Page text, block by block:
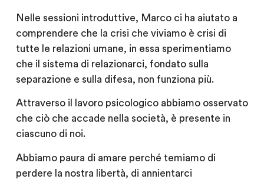
Nelle sessioni introduttive, Marco ci ha aiutato a
comprendere che la crisi che viviamo è crisi di
tutte le relazioni umane, in essa sperimentiamo
che il sistema di relazionarci, fondato sulla
separazione e sulla difesa, non funziona più.
Attraverso il lavoro psicologico abbiamo osservato
che ciò che accade nella società, è presente in
ciascuno di noi.
Abbiamo paura di amare perché temiamo di
perdere la nostra libertà, di annientarci